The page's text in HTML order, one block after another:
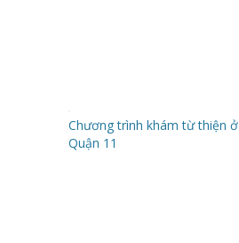
Chương trình khám từ thiện ở
Quận 11